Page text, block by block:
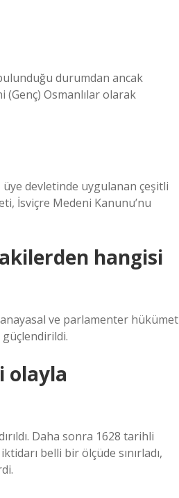
durumdan ancak
Osmanlılar olarak
devletinde uygulanan çeşitli
İsviçre Medeni Kanunu’nu
hangisi
anayasal ve parlamenter hükümet
güçlendirildi.
olayla
Daha sonra 1628 tarihli
belli bir ölçüde sınırladı,